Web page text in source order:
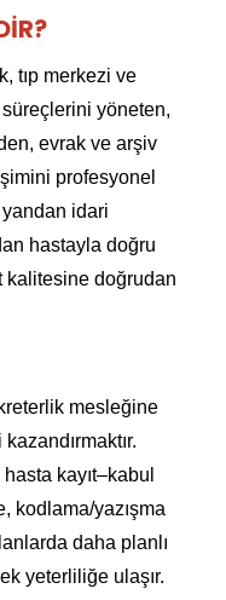
tıp merkezi ve
yöneten,
evrak ve arşiv
profesyonel
idari
hastayla doğru
kalitesine doğrudan
mesleğine
hasta kayıt–kabul
kodlama/yazışma
daha planlı
yeterliliğe ulaşır.